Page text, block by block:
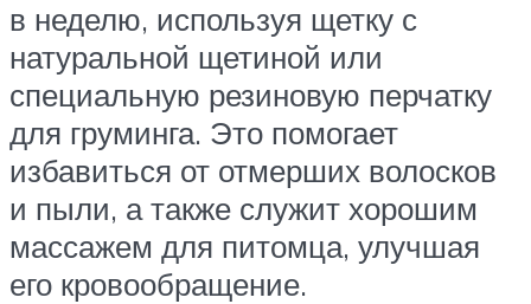
в неделю, используя щетку с
натуральной щетиной или
специальную резиновую перчатку
для груминга. Это помогает
избавиться от отмерших волосков
и пыли, а также служит хорошим
массажем для питомца, улучшая
его кровообращение.